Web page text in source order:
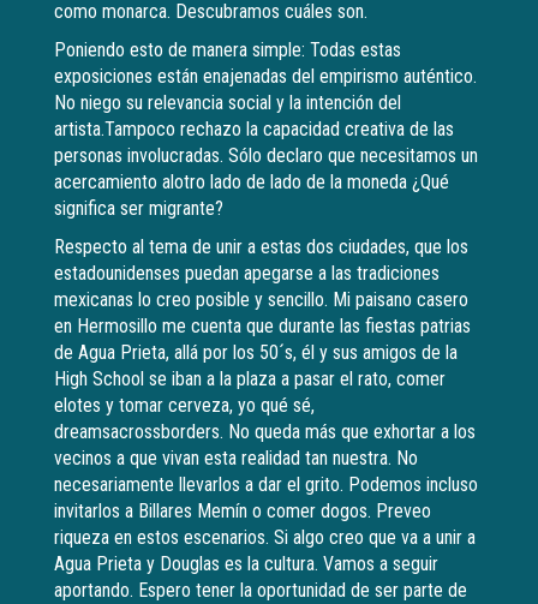
como monarca. Descubramos cuáles son.
Poniendo esto de manera simple: Todas estas
exposiciones están enajenadas del empirismo auténtico.
No niego su relevancia social y la intención del
artista.Tampoco rechazo la capacidad creativa de las
personas involucradas. Sólo declaro que necesitamos un
acercamiento alotro lado de lado de la moneda ¿Qué
significa ser migrante?
Respecto al tema de unir a estas dos ciudades, que los
estadounidenses puedan apegarse a las tradiciones
mexicanas lo creo posible y sencillo. Mi paisano casero
en Hermosillo me cuenta que durante las fiestas patrias
de Agua Prieta, allá por los 50´s, él y sus amigos de la
High School se iban a la plaza a pasar el rato, comer
elotes y tomar cerveza, yo qué sé,
dreamsacrossborders. No queda más que exhortar a los
vecinos a que vivan esta realidad tan nuestra. No
necesariamente llevarlos a dar el grito. Podemos incluso
invitarlos a Billares Memín o comer dogos. Preveo
riqueza en estos escenarios. Si algo creo que va a unir a
Agua Prieta y Douglas es la cultura. Vamos a seguir
aportando. Espero tener la oportunidad de ser parte de